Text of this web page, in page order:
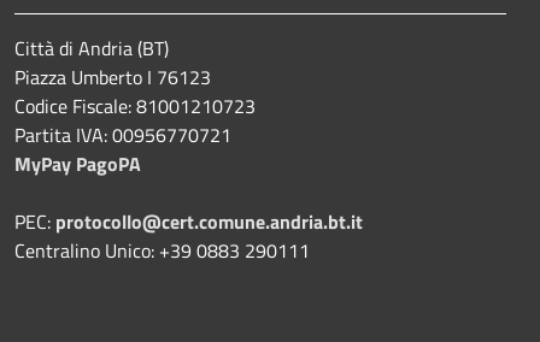
Città di Andria (BT)
Piazza Umberto I 76123
Codice Fiscale: 81001210723
Partita IVA: 00956770721
MyPay PagoPA
PEC: protocollo@cert.comune.andria.bt.it
Centralino Unico: +39 0883 290111